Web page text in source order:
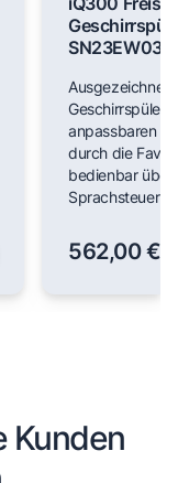
Geschirrspüler
anpassbaren
durch die
bedienbar über
562,00 €
Kunden